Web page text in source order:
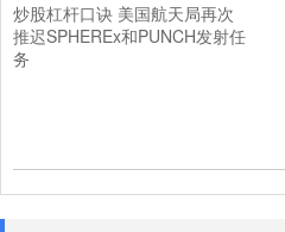
炒股杠杆口诀 美国航天局再次
推迟SPHEREx和PUNCH发射任
务